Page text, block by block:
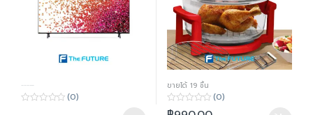
-----
(0)
ขายได้ 19 ชิ้น
0
(0)